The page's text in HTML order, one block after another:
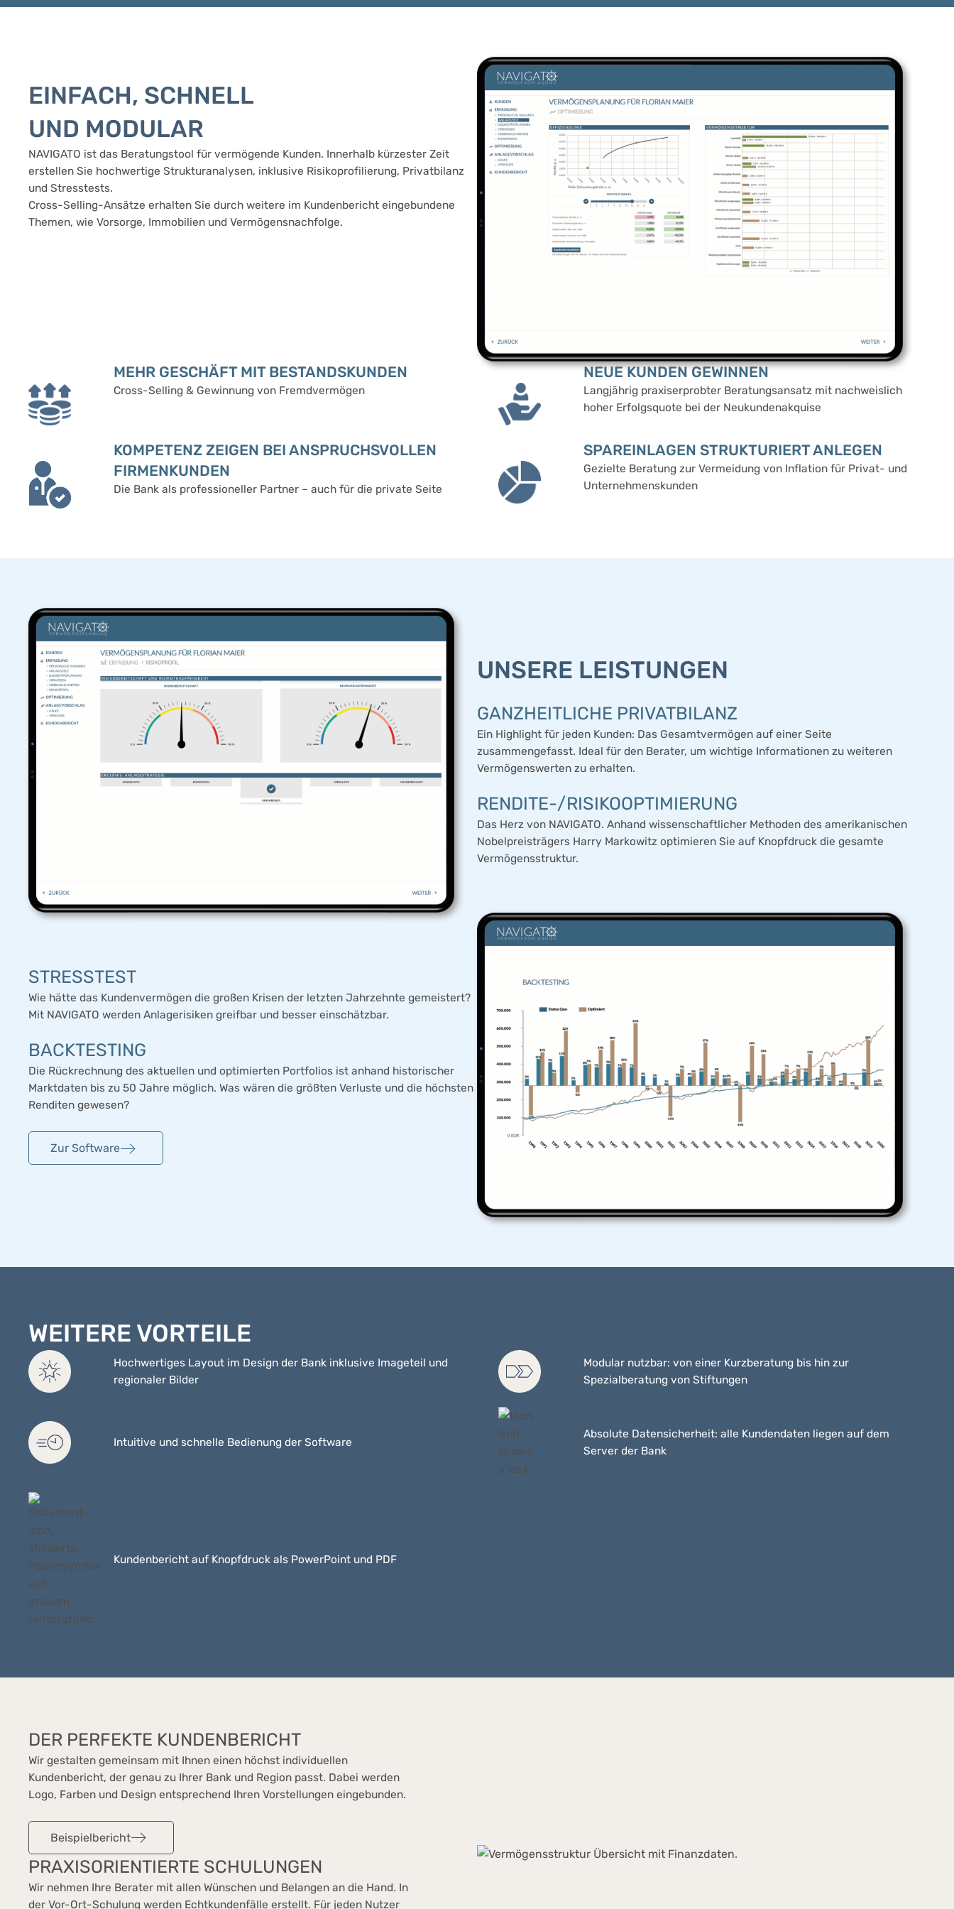
EINFACH, SCHNELL
UND MODULAR
NAVIGATO ist das Beratungstool für vermögende Kunden. Innerhalb kürzester Zeit
erstellen Sie hochwertige Strukturanalysen, inklusive Risikoprofilierung, Privatbilanz
und Stresstests.
Cross-Selling-Ansätze erhalten Sie durch weitere im Kundenbericht eingebundene
Themen, wie Vorsorge, Immobilien und Vermögensnachfolge.
MEHR GESCHÄFT MIT BESTANDSKUNDEN
Cross-Selling & Gewinnung von Fremdvermögen
NEUE KUNDEN GEWINNEN
Langjährig praxiserprobter Beratungsansatz mit nachweislich
hoher Erfolgsquote bei der Neukundenakquise
KOMPETENZ ZEIGEN BEI ANSPRUCHSVOLLEN
FIRMENKUNDEN
Die Bank als professioneller Partner – auch für die private Seite
SPAREINLAGEN STRUKTURIERT ANLEGEN
Gezielte Beratung zur Vermeidung von Inflation für Privat- und
Unternehmenskunden
UNSERE LEISTUNGEN
GANZHEITLICHE PRIVATBILANZ
Ein Highlight für jeden Kunden: Das Gesamtvermögen auf einer Seite
zusammengefasst. Ideal für den Berater, um wichtige Informationen zu weiteren
Vermögenswerten zu erhalten.
RENDITE-/RISIKOOPTIMIERUNG
Das Herz von NAVIGATO. Anhand wissenschaftlicher Methoden des amerikanischen
Nobelpreisträgers Harry Markowitz optimieren Sie auf Knopfdruck die gesamte
Vermögensstruktur.
STRESSTEST
Wie hätte das Kundenvermögen die großen Krisen der letzten Jahrzehnte gemeistert?
Mit NAVIGATO werden Anlagerisiken greifbar und besser einschätzbar.
BACKTESTING
Die Rückrechnung des aktuellen und optimierten Portfolios ist anhand historischer
Marktdaten bis zu 50 Jahre möglich. Was wären die größten Verluste und die höchsten
Renditen gewesen?
Zur Software
WEITERE VORTEILE
Hochwertiges Layout im Design der Bank inklusive Imageteil und
regionaler Bilder
Modular nutzbar: von einer Kurzberatung bis hin zur
Spezialberatung von Stiftungen
Intuitive und schnelle Bedienung der Software
Absolute Datensicherheit: alle Kundendaten liegen auf dem
Server der Bank
Kundenbericht auf Knopfdruck als PowerPoint und PDF
DER PERFEKTE KUNDENBERICHT
Wir gestalten gemeinsam mit Ihnen einen höchst individuellen
Kundenbericht, der genau zu Ihrer Bank und Region passt. Dabei werden
Logo, Farben und Design entsprechend Ihren Vorstellungen eingebunden.
Beispielbericht
PRAXISORIENTIERTE SCHULUNGEN
Wir nehmen Ihre Berater mit allen Wünschen und Belangen an die Hand. In
der Vor-Ort-Schulung werden Echtkundenfälle erstellt. Für jeden Nutzer